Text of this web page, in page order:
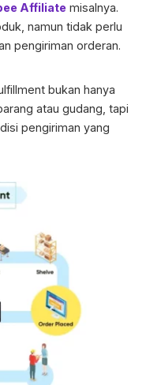
Affiliate misalnya.
namun tidak perlu
pengiriman orderan.
bukan hanya
atau gudang, tapi
pengiriman yang